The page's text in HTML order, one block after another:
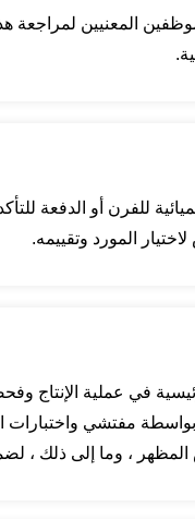
المعنيين لمراجعة
للفرن أو الدفعة
المورد وتقييمه.
في عملية الإنتاج
مفتشي واختبارات
المظهر ، وما إلى ذلك ،